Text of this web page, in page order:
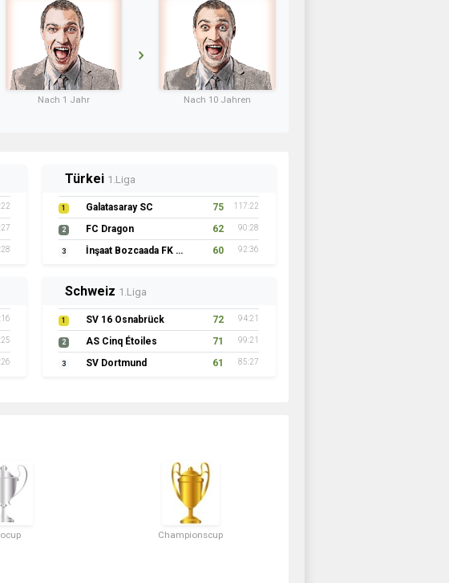
Nach 1 Jahr Nach 10 Jahren
Türkei 1.Liga
1 Galatasaray SC 75 117:22
2 FC Dragon 62 90:28
3 İnşaat Bozcaada FK 1957 60 92:36
Schweiz 1.Liga
1 SV 16 Osnabrück 72 94:21
2 AS Cinq Étoiles 71 99:21
3 SV Dortmund 61 85:27
Championscup